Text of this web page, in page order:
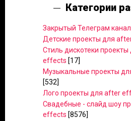
Категории
Закрытый Телеграм канал
Детские проекты для
Стиль дискотеки
effects [17]
Музыкальные проекты
[532]
Лого проекты для after
Свадебные - слайд шоу
effects [8576]